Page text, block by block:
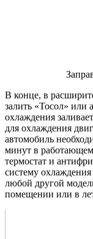
В конце, в
залить «Тосол»
охлаждения
для охлаждения
автомобиль
минут в
термостат и
систему охлаждения
любой другой
помещении или в